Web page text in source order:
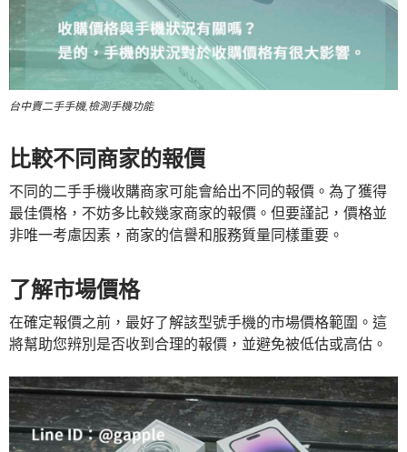
台中賣二手手機,檢測手機功能
比較不同商家的報價
不同的二手手機收購商家可能會給出不同的報價。為了獲得
最佳價格，不妨多比較幾家商家的報價。但要謹記，價格並
非唯一考慮因素，商家的信譽和服務質量同樣重要。
了解市場價格
在確定報價之前，最好了解該型號手機的市場價格範圍。這
將幫助您辨別是否收到合理的報價，並避免被低估或高估。